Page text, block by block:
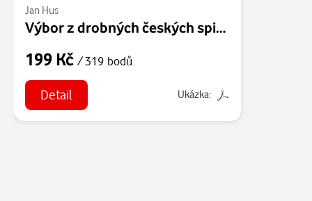
Jan Hus
Výbor z drobných českých spisů / České listy
199 Kč / 319 bodů
Detail Ukázka: